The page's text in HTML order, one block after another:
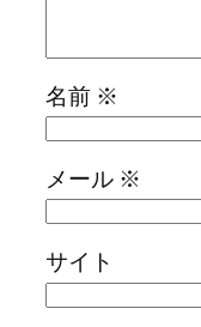
名前 ※
メール ※
サイト